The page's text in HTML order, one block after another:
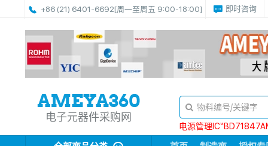
+86 (21) 6401-6692[周一至周五 9:00-18:00] 即时咨询
电子元器件采购网
电源管理